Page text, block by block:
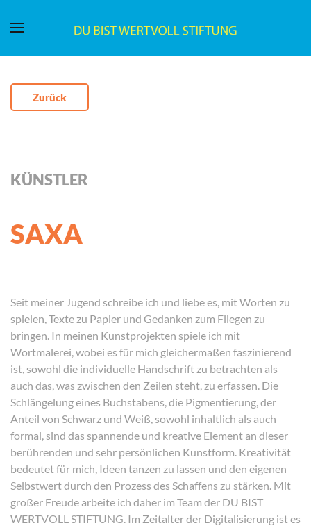
Zurück
KÜNSTLER
SAXA
Seit meiner Jugend schreibe ich und liebe es, mit Worten zu
spielen, Texte zu Papier und Gedanken zum Fliegen zu
bringen. In meinen Kunstprojekten spiele ich mit
Wortmalerei, wobei es für mich gleichermaßen faszinierend
ist, sowohl die individuelle Handschrift zu betrachten als
auch das, was zwischen den Zeilen steht, zu erfassen. Die
Schlängelung eines Buchstabens, die Pigmentierung, der
Anteil von Schwarz und Weiß, sowohl inhaltlich als auch
formal, sind das spannende und kreative Element an dieser
berührenden und sehr persönlichen Kunstform. Kreativität
bedeutet für mich, Ideen tanzen zu lassen und den eigenen
Selbstwert durch den Prozess des Schaffens zu stärken. Mit
großer Freude arbeite ich daher im Team der DU BIST
WERTVOLL STIFTUNG. Im Zeitalter der Digitalisierung ist es